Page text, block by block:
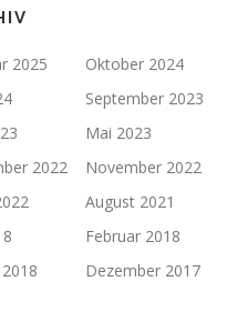
2025
Oktober 2024
September 2023
Mai 2023
2022
November 2022
August 2021
Februar 2018
Dezember 2017